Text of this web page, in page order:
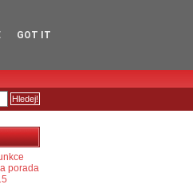
porada
GOT IT